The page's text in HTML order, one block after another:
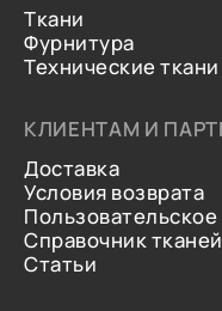
Ткани
Фурнитура
Технические ткани
КЛИЕНТАМ И
Доставка
Условия возврата
Справочник тканей
Статьи